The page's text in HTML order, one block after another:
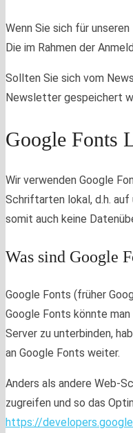
Wenn Sie sich für
Die im Rahmen der
Sollten Sie sich vom
Newsletter gespeichert
Google Fonts
Wir verwenden Google
Schriftarten lokal, d.h. auf
somit auch keine
Was sind Google
Google Fonts (früher
Google Fonts könnte
Server zu unterbinden,
an Google Fonts weiter.
Anders als andere Web-
zugreifen und so das
https://